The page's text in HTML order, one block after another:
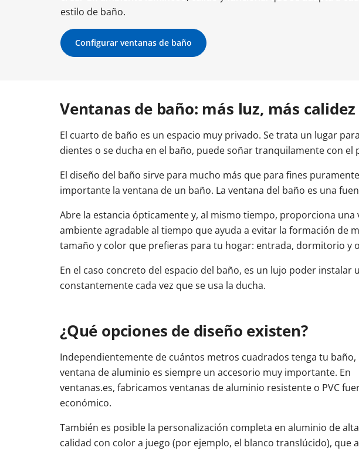
Tipos de ventanas Tamaños de las ventanas
Otros enlaces
Tamaños balconeras Coste balconeras
Instrucciones y vídeos
Otros enlaces
Tamaños puertas entrada Colores puertas de entrada
Instrucciones y vídeos
estilo de baño.
Configurar ventanas de baño
Ventanas de baño: más luz, más calidez
El cuarto de baño es un espacio muy privado. Se trata un lugar
dientes o se ducha en el baño, puede soñar tranquilamente con
El diseño del baño sirve para mucho más que para fines
importante la ventana de un baño. La ventana del baño es una
Abre la estancia ópticamente y, al mismo tiempo, proporciona
ambiente agradable al tiempo que ayuda a evitar la formación de
tamaño y color que prefieras para tu hogar: entrada, dormitorio y
En el caso concreto del espacio del baño, es un lujo poder
constantemente cada vez que se usa la ducha.
¿Qué opciones de diseño existen?
Independientemente de cuántos metros cuadrados tenga tu baño,
ventana de aluminio es siempre un accesorio muy importante. En
ventanas.es, fabricamos ventanas de aluminio resistente o PVC
económico.
También es posible la personalización completa en aluminio de alta
calidad con color a juego (por ejemplo, el blanco translúcido), que